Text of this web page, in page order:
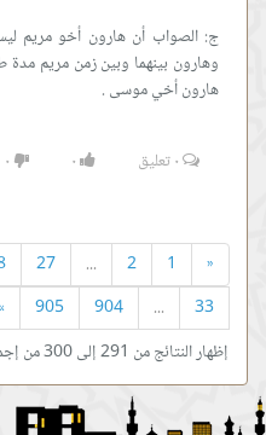
ج: الصواب أن هارون أخو مريم
وهارون بينهما وبين زمن مريم مدة
هارون أخي موسى .
٠تعليق ٠ ٠
«
1
2
...
27
33
...
904
905
»
إظهار النتائج من 291 إلى 300 من إجمالي 9048 نتيجة.